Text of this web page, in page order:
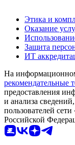
Этика и
Оказание
Защита
ИТ
На
рекомендательные
предоставления
и анализа
пользователей
Российской